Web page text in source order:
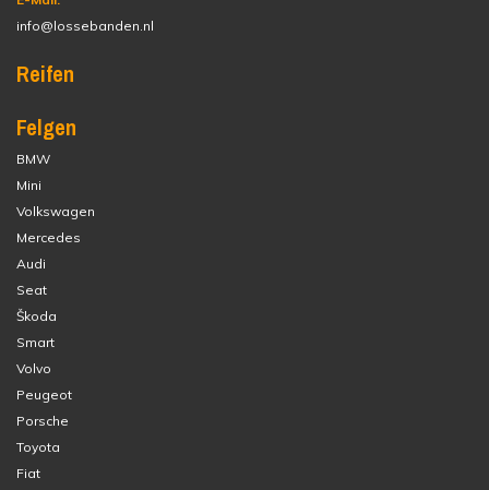
info@lossebanden.nl
Reifen
Felgen
BMW
Mini
Volkswagen
Mercedes
Audi
Seat
Škoda
Smart
Volvo
Peugeot
Porsche
Toyota
Fiat